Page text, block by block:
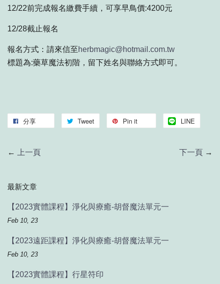
12/22前完成報名繳費手續，可享早鳥價:4200元
12/28截止報名
報名方式：請來信至herbmagic@hotmail.com.tw
標題為:藥草魔法初階，留下姓名與聯絡方式即可。
分享 Tweet Pin it LINE
← 上一頁 下一頁 →
最新文章
【2023實體課程】淨化與療癒-胡督魔法單元一
Feb 10, 23
【2023遠距課程】淨化與療癒-胡督魔法單元一
Feb 10, 23
【2023實體課程】行星符印